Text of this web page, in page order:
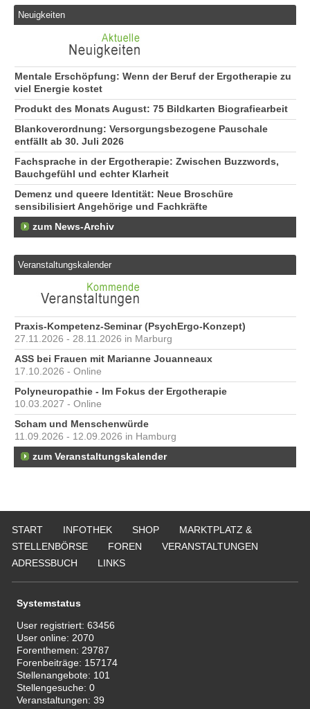
Neuigkeiten
Mentale Erschöpfung: Wenn der Beruf der Ergotherapie zu
viel Energie kostet
Produkt des Monats August: 75 Bildkarten Biografiearbeit
Blankoverordnung: Versorgungsbezogene Pauschale
entfällt ab 30. Juli 2026
Fachsprache in der Ergotherapie: Zwischen Buzzwords,
Bauchgefühl und echter Klarheit
Demenz und queere Identität: Neue Broschüre
sensibilisiert Angehörige und Fachkräfte
zum News-Archiv
Veranstaltungskalender
Praxis-Kompetenz-Seminar (PsychErgo-Konzept)
27.11.2026 - 28.11.2026 in Marburg
ASS bei Frauen mit Marianne Jouanneaux
17.10.2026 - Online
Polyneuropathie - Im Fokus der Ergotherapie
10.03.2027 - Online
Scham und Menschenwürde
11.09.2026 - 12.09.2026 in Hamburg
zum Veranstaltungskalender
START INFOTHEK SHOP
MARKTPLATZ &
STELLENBÖRSE
FOREN
VERANSTALTUNGEN
ADRESSBUCH
LINKS
Systemstatus
User registriert:63456
User online: 2070
Forenthemen: 29787
Forenbeiträge: 157174
Stellenangebote: 101
Stellengesuche:0
Veranstaltungen:39